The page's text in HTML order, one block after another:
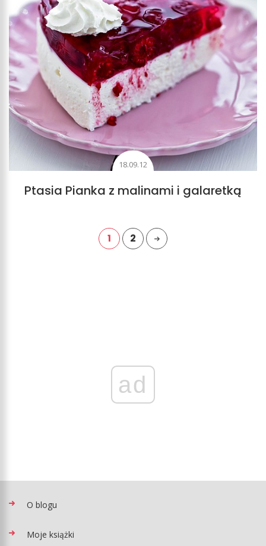
18.09.12
Ptasia Pianka z malinami i galaretką
1 2
ad
O blogu
Moje książki